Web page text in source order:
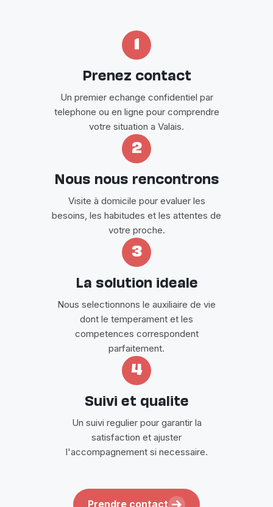
Prenez contact
Un premier echange confidentiel par
telephone ou en ligne pour comprendre
votre situation a Valais.
2
Nous nous rencontrons
Visite à domicile pour evaluer les
besoins, les habitudes et les attentes de
votre proche.
3
La solution ideale
Nous selectionnons le auxiliaire de vie
dont le temperament et les
competences correspondent
parfaitement.
4
Suivi et qualite
Un suivi regulier pour garantir la
satisfaction et ajuster
l'accompagnement si necessaire.
Prendre contact